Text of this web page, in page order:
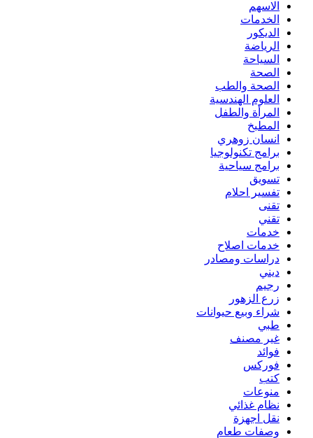
الاسهم
الخدمات
الديكور
الرياضة
السياحة
الصحة
الصحة والطب
العلوم الهندسية
المرأة والطفل
المطبخ
انسان زوهري
برامج تكنولوجيا
برامج سياحية
تسويق
تفسير احلام
تقنى
تقني
خدمات
خدمات اصلاح
دراسات ومصادر
ديني
رجيم
زرع الزهور
شراء وبيع حيوانات
طبي
غير مصنف
فوائد
فوركس
كتب
منوعات
نظام غذائي
نقل اجهزة
وصفات طعام